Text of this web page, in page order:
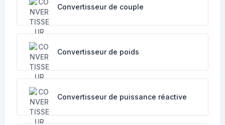
Convertisseur de couple
Convertisseur de poids
Convertisseur de puissance réactive